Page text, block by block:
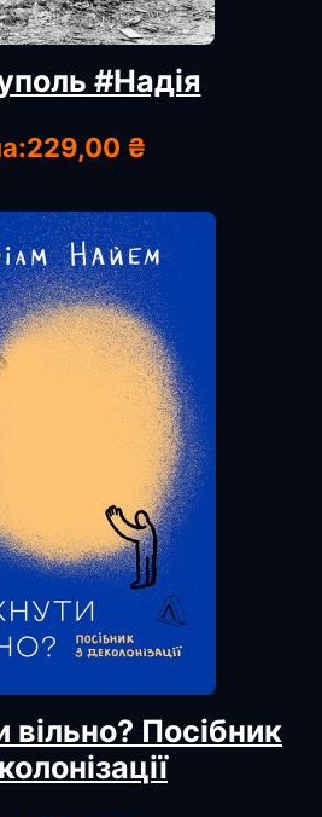
#Надія
229,00 ₴
вільно? Посібник